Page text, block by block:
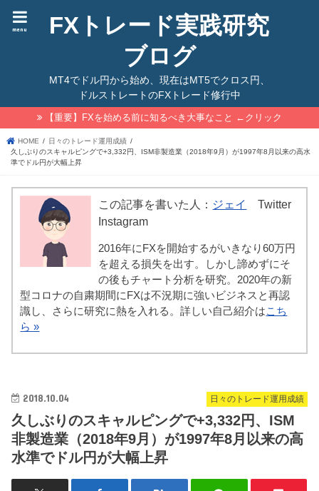
FXトレード実践研究
ブログ
MT4でドル円から始め、現在はMT5でクロス円、
ドルストレートのFXトレード修行中
menu
【重要】FXを始める前に知るべき大事なこと ←クリック
HOME
日々のトレード運用成績
久しぶりのスキャルピングで+3,332円、ISM非製造業（2018年9月）が1997年8月以来の高水
準でドル円が大幅上昇
この記事を書いた人： ジェイ
Twitter
Instagram
2016年にFXを開始するがいきなり60万円
を超える損失を出す。しかし諦めずにそ
の後もチャート分析を研究。2020年の新
型コロナの自粛期間にFXは不況期に強いビジネスと再認
識し、さらに研究に熱を入れる。詳しい自己紹介はこち
ら »
日々のトレード運用成績
2018.10.04
久しぶりのスキャルピングで+3,332円、ISM
非製造業（2018年9月）が1997年8月以来の高
水準でドル円が大幅上昇